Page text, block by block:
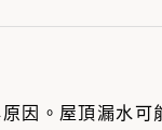
因。屋頂漏水可